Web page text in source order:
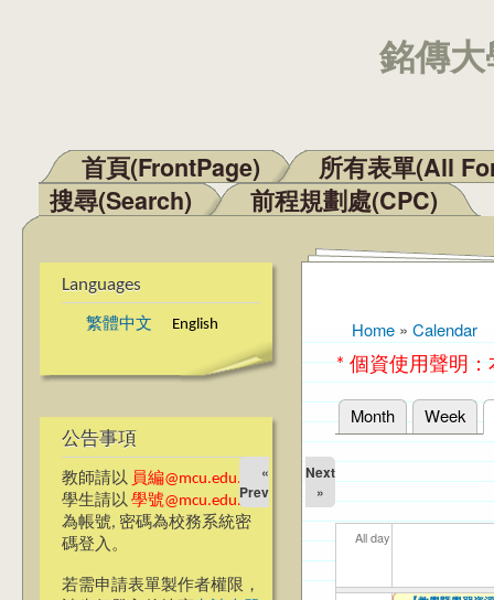
銘傳
Main menu
首頁(FrontPage)
所有表單(All
搜尋(Search)
前程規劃處(CPC)
Languages
繁體中文 English
公告事項
教師請以 員編@mcu.edu.tw
學生請以 學號@mcu.edu.tw
為帳號, 密碼為校務系統密
碼登入。
若需申請表單製作者權限，
You are here
Home » Calendar
* 個資使用聲明
Primary tabs
Month Week
«
Prev
Next
»
All day